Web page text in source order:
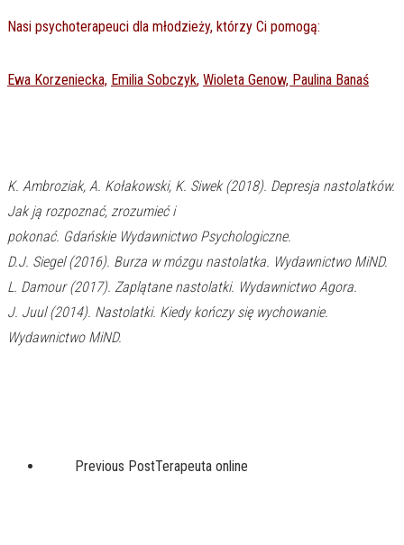
Nasi psychoterapeuci dla młodzieży, którzy Ci pomogą:
Ewa Korzeniecka, Emilia Sobczyk, Wioleta Genow, Paulina Banaś
K. Ambroziak, A. Kołakowski, K. Siwek (2018). Depresja nastolatków.
Jak ją rozpoznać, zrozumieć i
pokonać. Gdańskie Wydawnictwo Psychologiczne.
D.J. Siegel (2016). Burza w mózgu nastolatka. Wydawnictwo MiND.
L. Damour (2017). Zaplątane nastolatki. Wydawnictwo Agora.
J. Juul (2014). Nastolatki. Kiedy kończy się wychowanie.
Wydawnictwo MiND.
Previous PostTerapeuta online